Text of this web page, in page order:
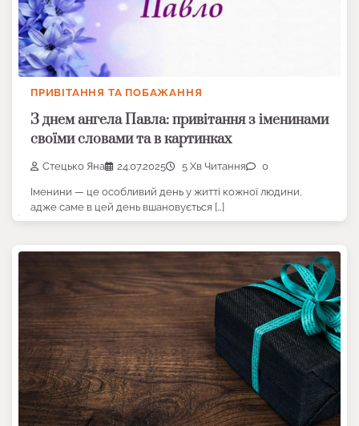
ПРИВІТАННЯ ТА ПОБАЖАННЯ
З днем ангела Павла: привітання з іменинами
своїми словами та в картинках
Стецько Яна 24.07.2025 5 Хв Читання 0
Іменини — це особливий день у житті кожної людини,
адже саме в цей день вшановується […]